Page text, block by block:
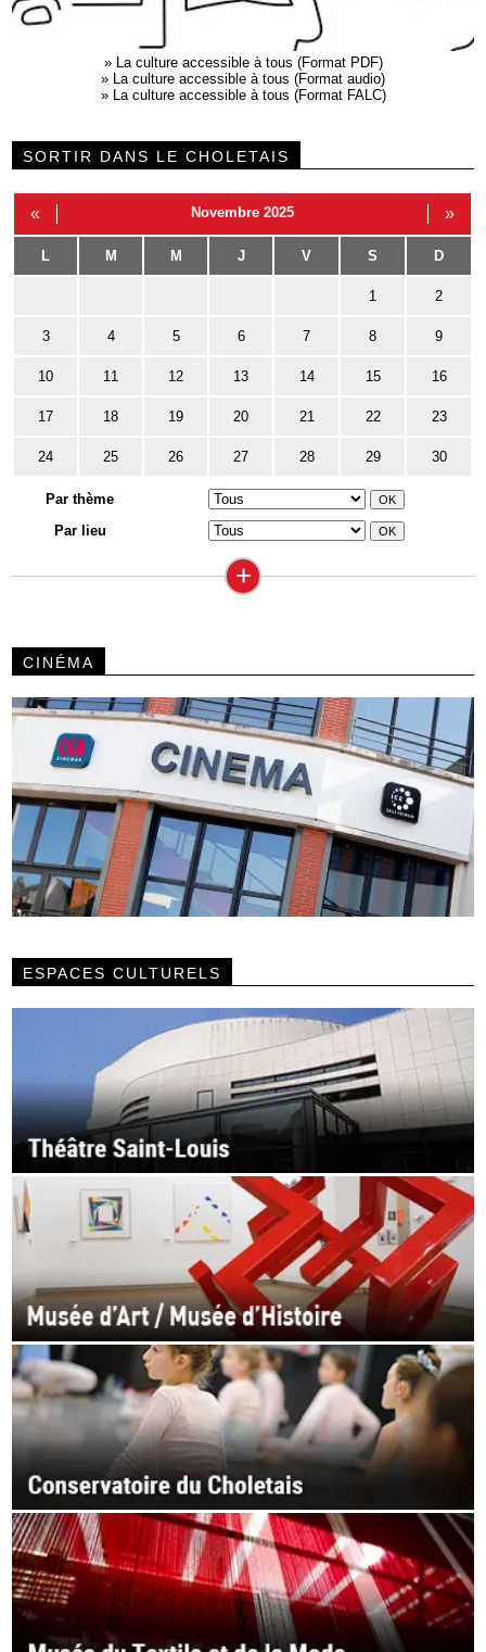
»
La culture accessible à tous (Format PDF)
»
La culture accessible à tous (Format audio)
»
La culture accessible à tous (Format FALC)
SORTIR DANS LE CHOLETAIS
« Novembre 2025 »
L M M J V S D
1 2
3 4 5 6 7 8 9
10 11 12 13 14 15 16
17 18 19 20 21 22 23
24 25 26 27 28 29 30
Par thème
Par lieu
+
CINÉMA
ESPACES CULTURELS